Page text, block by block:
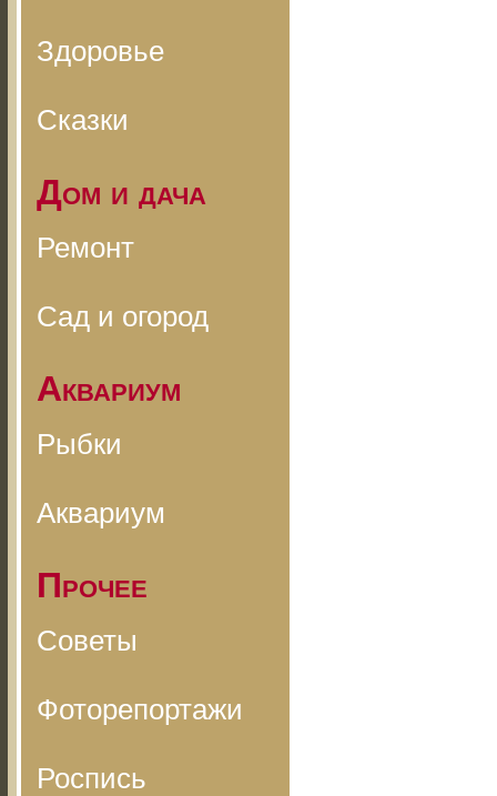
Здоровье
Сказки
Дом и дача
Ремонт
Сад и огород
Аквариум
Рыбки
Аквариум
Прочее
Советы
Фоторепортажи
Роспись